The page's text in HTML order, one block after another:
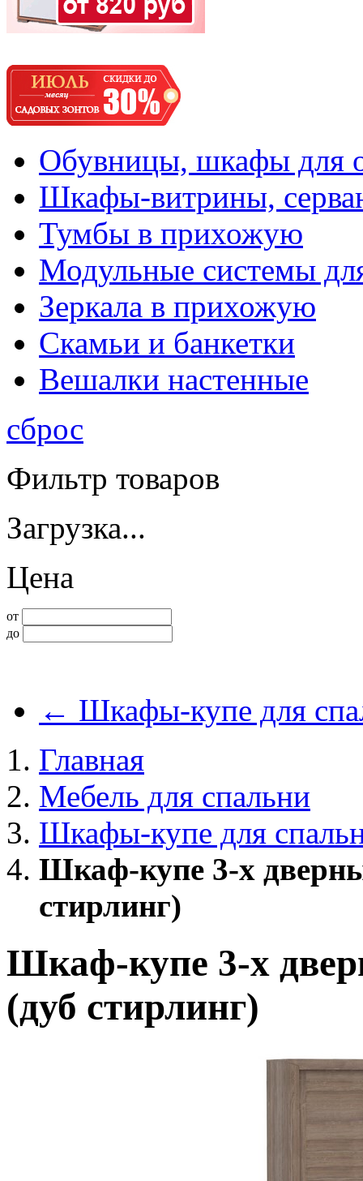
Обувницы, шкафы для
Шкафы-витрины,
Тумбы в прихожую
Модульные системы
Зеркала в прихожую
Скамьи и банкетки
Вешалки настенные
сброс
Фильтр товаров
Загрузка...
Цена
от
до
← Шкафы-купе для
Главная
Мебель для спальни
Шкафы-купе для
Шкаф-купе 3-х
стирлинг)
Шкаф-купе 3-х
(дуб стирлинг)